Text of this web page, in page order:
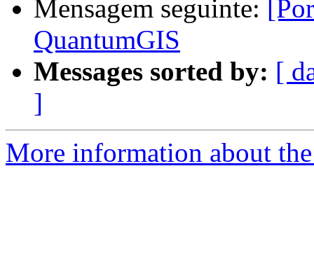
Mensagem seguinte:
QuantumGIS
Messages sorted by: [
]
More information about